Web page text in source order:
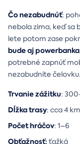
Čo nezabudnúť:
nebola zima, keď sa
lete potom zase
bude aj powerbanka
potrebné zapnúť
nezabudnite čelovku.
Trvanie zážitku:
Dĺžka trasy: cca 4 km
Počet hráčov: 1–6
Obťažnosť: ťažká